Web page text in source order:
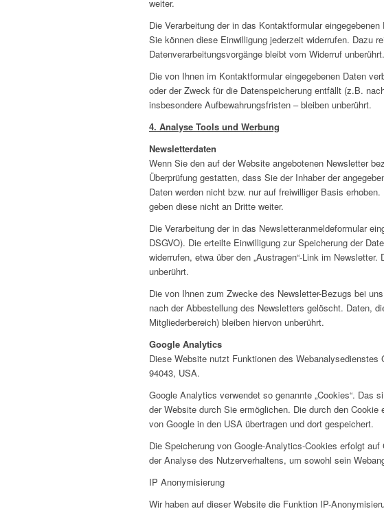
weiter.
Die Verarbeitung der in das Kontaktformular
Sie können diese Einwilligung jederzeit widerrufen. Dazu
Datenverarbeitungsvorgänge bleibt vom Widerruf unberührt.
Die von Ihnen im Kontaktformular eingegebenen Daten
oder der Zweck für die Datenspeicherung entfällt (z.B.
insbesondere Aufbewahrungsfristen – bleiben unberührt.
4. Analyse Tools und Werbung
Newsletterdaten
Wenn Sie den auf der Website angebotenen Newsletter
Überprüfung gestatten, dass Sie der Inhaber der
Daten werden nicht bzw. nur auf freiwilliger Basis
geben diese nicht an Dritte weiter.
Die Verarbeitung der in das Newsletteranmeldeformular
DSGVO). Die erteilte Einwilligung zur Speicherung der
widerrufen, etwa über den „Austragen“-Link im
unberührt.
Die von Ihnen zum Zwecke des Newsletter-Bezugs bei
nach der Abbestellung des Newsletters gelöscht. Daten,
Mitgliederbereich) bleiben hiervon unberührt.
Google Analytics
Diese Website nutzt Funktionen des
94043, USA.
Google Analytics verwendet so genannte „Cookies“. Das
der Website durch Sie ermöglichen. Die durch den
von Google in den USA übertragen und dort gespeichert.
Die Speicherung von Google-Analytics-Cookies erfolgt
der Analyse des Nutzerverhaltens, um sowohl sein
IP Anonymisierung
Wir haben auf dieser Website die Funktion IP-